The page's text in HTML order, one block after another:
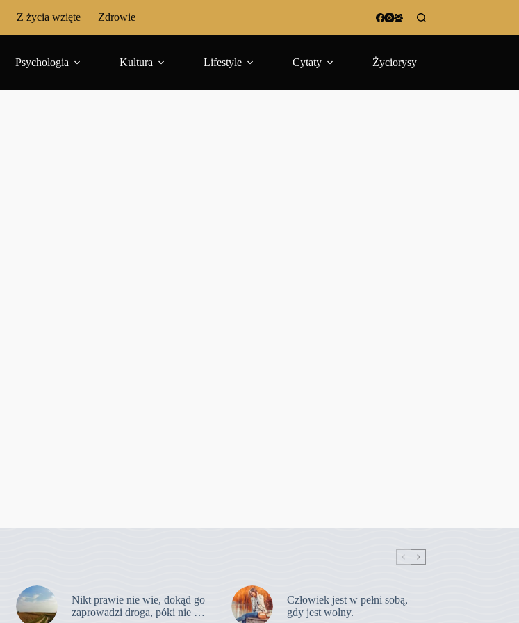
Z życia wzięte Zdrowie
Psychologia Kultura Lifestyle Cytaty Życiorysy
Nikt prawie nie wie, dokąd go
zaprowadzi droga, póki nie …
Człowiek jest w pełni sobą,
gdy jest wolny.